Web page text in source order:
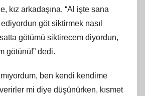
kız arkadaşına, “Al işte sana
göt siktirmek nasıl
götümü siktirecem diyordun,
götünü!” dedi.
ben kendi kendime
mi diye düşünürken, kısmet